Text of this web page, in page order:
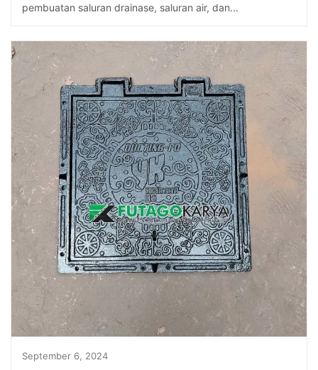
pembuatan saluran drainase, saluran air, dan...
September 6, 2024